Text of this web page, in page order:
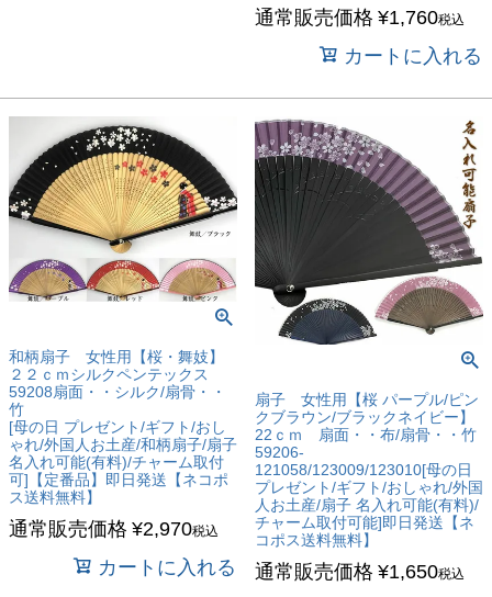
通常販売価格 ¥1,760税込
カートに入れる
和柄扇子 女性用【桜・舞妓】
２２ｃｍシルクペンテックス
59208扇面・・シルク/扇骨・・
竹
[母の日 プレゼント/ギフト/おし
ゃれ/外国人お土産/和柄扇子/扇子
名入れ可能(有料)/チャーム取付
可]【定番品】即日発送【ネコポ
ス送料無料】
通常販売価格 ¥2,970税込
カートに入れる
扇子 女性用【桜 パープル/ピン
クブラウン/ブラックネイビー】
22ｃｍ 扇面・・布/扇骨・・竹
59206-
121058/123009/123010[母の日
プレゼント/ギフト/おしゃれ/外国
人お土産/扇子 名入れ可能(有料)/
チャーム取付可能]即日発送【ネ
コポス送料無料】
通常販売価格 ¥1,650税込